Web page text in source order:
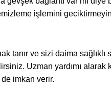
işlemini
tanır ve sizi daima
Uzman yardımı
imkan verir.